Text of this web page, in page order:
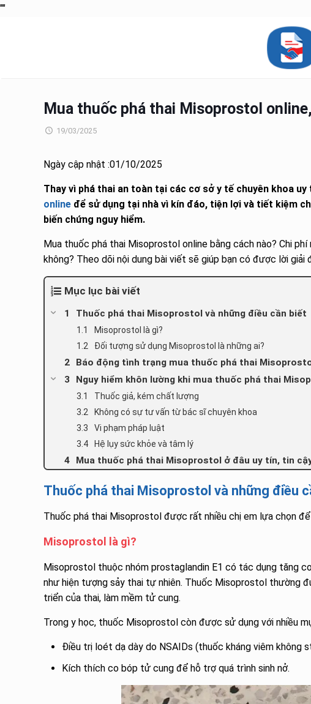
""
Mua thuốc phá thai Misoprostol
19/03/2025
Ngày cập nhật :01/10/2025
Thay vì phá thai an toàn tại các cơ sở y tế chuyên khoa
onlineđể sử dụng tại nhà vì kín đáo, tiện lợi và tiết kiệm
biến chứng nguy hiểm.
Mua thuốc phá thai Misoprostol online bằng cách nào? Chi
không? Theo dõi nội dung bài viết sẽ giúp bạn có được lời giải
Mục lục bài viết
Thuốc phá thai Misoprostol và những điều cần biết
Misoprostol là gì?
Đối tượng sử dụng Misoprostol là những ai?
Báo động tình trạng mua thuốc phá thai
Nguy hiểm khôn lường khi mua thuốc phá thai
Thuốc giả, kém chất lượng
Không có sự tư vấn từ bác sĩ chuyên khoa
Vi phạm pháp luật
Hệ lụy sức khỏe và tâm lý
Mua thuốc phá thai Misoprostol ở đâu uy tín, tin
Thuốc phá thai Misoprostol và những điều
Thuốc phá thai Misoprostol được rất nhiều chị em lựa chọn
Misoprostol là gì?
Misoprostol thuộc nhóm prostaglandin E1 có tác dụng tăng
như hiện tượng sảy thai tự nhiên. Thuốc Misoprostol thường
triển của thai, làm mềm tử cung.
Trong y học, thuốc Misoprostol còn được sử dụng với nhiều
Điều trị loét dạ dày do NSAIDs (thuốc kháng viêm không
Kích thích co bóp tử cung để hỗ trợ quá trình sinh nở.